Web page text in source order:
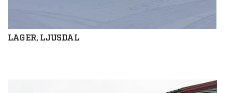
LAGER, LJUSDAL